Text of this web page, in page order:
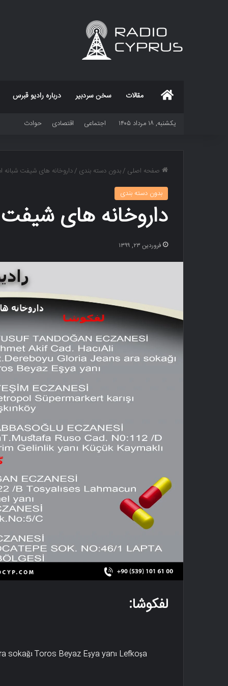
خانه مقالات سخن سردبیر درباره رادیو قبرس
یکشنبه, ۱۸ مرداد ۱۴۰۵ اجتماعی اقتصادی حوادث
صفحه اصلی /بدون دسته بندی /داروخانه های شیفت شبانه امروز
بدون دسته بندی
داروخانه های شیفت شبانه
فروردین ۲۳, ۱۳۹۹
لفکوشا:
sokağı Toros Beyaz Eşya yanı Lefkoşa